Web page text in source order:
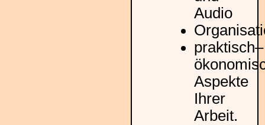
Audio
praktisch–
Aspekte
Ihrer
Arbeit.